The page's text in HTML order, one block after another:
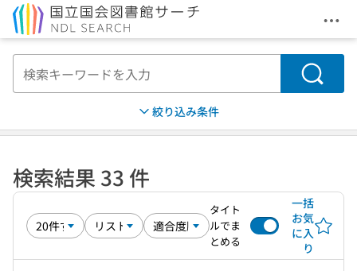
メ
検索
絞り込み条件
検索結果 33 件
タイト
ルでま
とめる
一括
お気
に入
り